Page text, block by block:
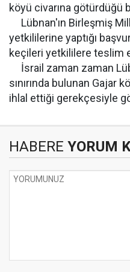
köyü civarına götürdüğü
Lübnan'ın Birleşmiş
yetkililerine yaptığı
keçileri yetkililere teslim
İsrail zaman zaman
sınırında bulunan Gajar
ihlal ettiği gerekçesiyle
HABERE YORUM